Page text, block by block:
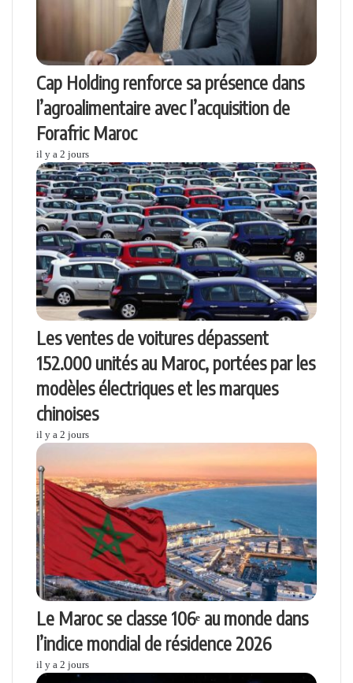
Cap Holding renforce sa présence dans
l’agroalimentaire avec l’acquisition de
Forafric Maroc
il y a 2 jours
Les ventes de voitures dépassent
152.000 unités au Maroc, portées par les
modèles électriques et les marques
chinoises
il y a 2 jours
Le Maroc se classe 106ᵉ au monde dans
l’indice mondial de résidence 2026
il y a 2 jours